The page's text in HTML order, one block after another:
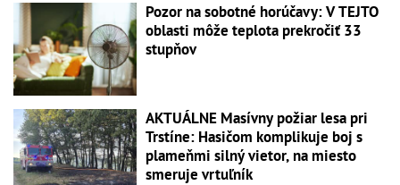
Pozor na sobotné horúčavy: V TEJTO
oblasti môže teplota prekročiť 33
stupňov
AKTUÁLNE Masívny požiar lesa pri
Trstíne: Hasičom komplikuje boj s
plameňmi silný vietor, na miesto
smeruje vrtuľník